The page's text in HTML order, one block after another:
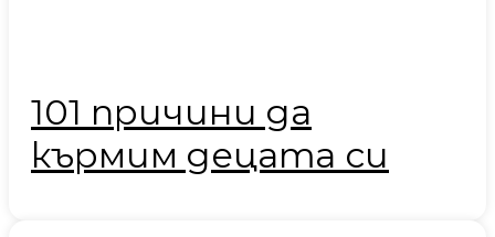
101 причини да
кърмим децата си